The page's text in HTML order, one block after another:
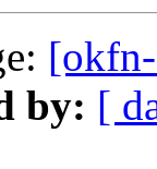
by: [